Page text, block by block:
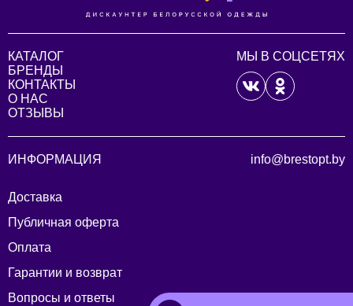
КАТАЛОГ
БРЕНДЫ
КОНТАКТЫ
О НАС
ОТЗЫВЫ
МЫ В СОЦСЕТЯХ
ИНФОРМАЦИЯ
Доставка
Публичная оферта
Оплата
Гарантии и возврат
Вопросы и ответы
info@brestopt.by